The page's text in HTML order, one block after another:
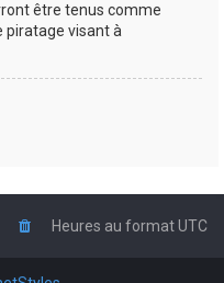
être tenus comme
piratage visant à
Heures au formatUTC